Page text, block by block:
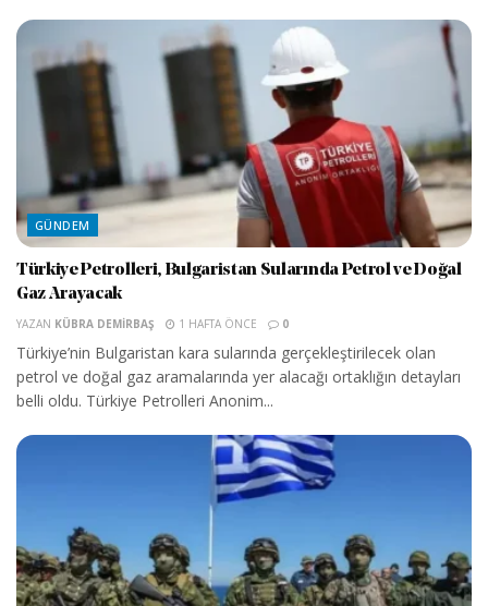
GÜNDEM
Türkiye Petrolleri, Bulgaristan Sularında Petrol ve Doğal
Gaz Arayacak
YAZAN KÜBRA DEMIRBAŞ 1 HAFTA ÖNCE 0
Türkiye’nin Bulgaristan kara sularında gerçekleştirilecek olan
petrol ve doğal gaz aramalarında yer alacağı ortaklığın detayları
belli oldu. Türkiye Petrolleri Anonim...